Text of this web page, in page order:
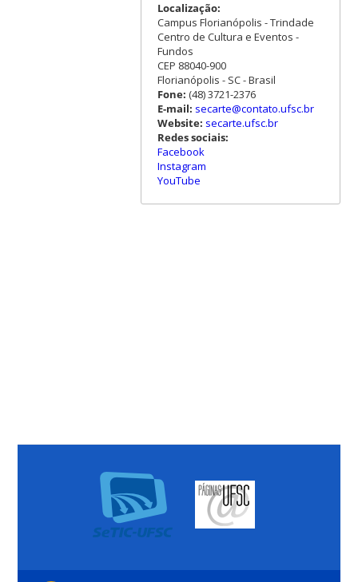
Localização:
Campus Florianópolis - Trindade
Centro de Cultura e Eventos -
Fundos
CEP 88040-900
Florianópolis - SC - Brasil
Fone: (48) 3721-2376
E-mail: secarte@contato.ufsc.br
Website: secarte.ufsc.br
Redes sociais:
Facebook
Instagram
YouTube